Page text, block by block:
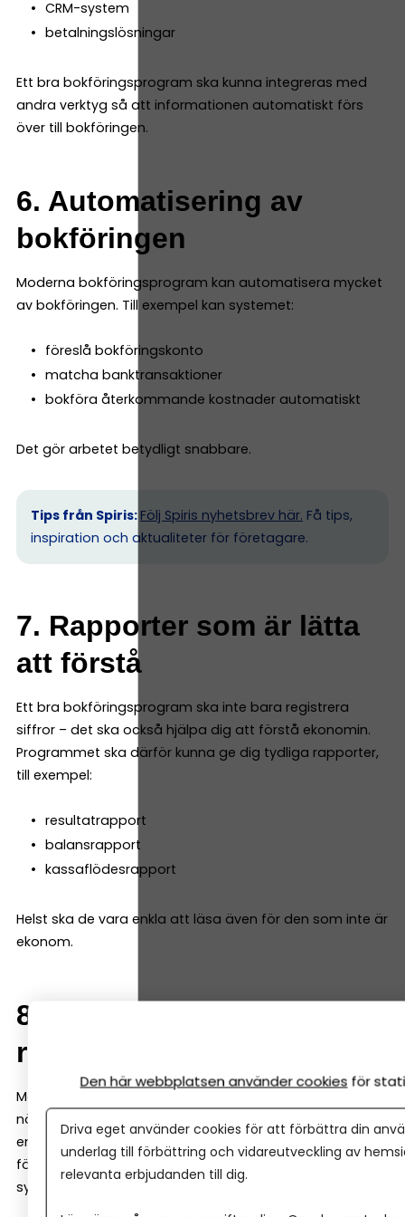
CRM-system
betalningslösningar
Ett bra bokföringsprogram ska kunna integreras med
andra verktyg så att informationen automatiskt förs
över till bokföringen.
6. Automatisering av
bokföringen
Moderna bokföringsprogram kan automatisera mycket
av bokföringen. Till exempel kan systemet:
föreslå bokföringskonto
matcha banktransaktioner
bokföra återkommande kostnader automatiskt
Det gör arbetet betydligt snabbare.
Tips från Spiris: Följ Spiris nyhetsbrev här. Få tips,
inspiration och aktualiteter för företagare.
7. Rapporter som är lätta
att förstå
Ett bra bokföringsprogram ska inte bara registrera
siffror – det ska också hjälpa dig att förstå ekonomin.
Programmet ska därför kunna ge dig tydliga rapporter,
till exempel:
resultatrapport
balansrapport
kassaflödesrapport
Helst ska de vara enkla att läsa även för den som inte är
ekonom.
8. Samarbete med
redovisningskonsult
Många företag väljer att anlita en redovisningskonsult
när de växer. Då är det viktigt att programmet gör det
enkelt att dela bokföringen. Många system låter både
företagaren och redovisningskonsulten arbeta i samma
system samtidigt.
Den här webbplatsen använder cookies för
Driva eget använder cookies för att förbättra din
underlag till förbättring och vidareutveckling av
relevanta erbjudanden till dig.